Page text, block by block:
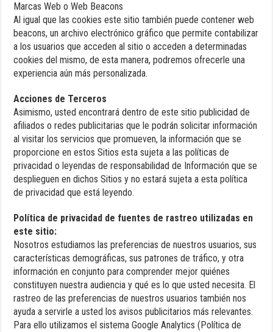
Marcas Web o Web Beacons
Al igual que las cookies este sitio también puede contener web
beacons, un archivo electrónico gráfico que permite contabilizar
a los usuarios que acceden al sitio o acceden a determinadas
cookies del mismo, de esta manera, podremos ofrecerle una
experiencia aún más personalizada.
Acciones de Terceros
Asimismo, usted encontrará dentro de este sitio publicidad de
afiliados o redes publicitarias que le podrán solicitar información
al visitar los servicios que promueven, la información que se
proporcione en estos Sitios esta sujeta a las políticas de
privacidad o leyendas de responsabilidad de Información que se
desplieguen en dichos Sitios y no estará sujeta a esta política
de privacidad que está leyendo.
Política de privacidad de fuentes de rastreo utilizadas en
este sitio:
Nosotros estudiamos las preferencias de nuestros usuarios, sus
características demográficas, sus patrones de tráfico, y otra
información en conjunto para comprender mejor quiénes
constituyen nuestra audiencia y qué es lo que usted necesita. El
rastreo de las preferencias de nuestros usuarios también nos
ayuda a servirle a usted los avisos publicitarios más relevantes.
Para ello utilizamos el sistema Google Analytics (Política de